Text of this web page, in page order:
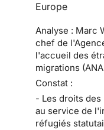
Europe
Analyse : Marc
chef de
l'accueil des
migrations
Constat :
- Les droits
au service de
réfugiés